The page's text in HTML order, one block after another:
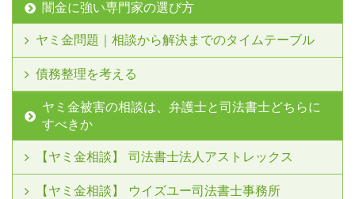
闇金に強い専門家の選び方
ヤミ金問題｜相談から解決までのタイムテーブル
債務整理を考える
ヤミ金被害の相談は、弁護士と司法書士どちらに
すべきか
【ヤミ金相談】 司法書士法人アストレックス
【ヤミ金相談】 ウイズユー司法書士事務所